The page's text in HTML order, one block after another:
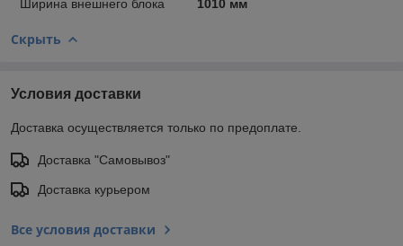
Ширина внешнего блока 1010 мм
Скрыть
Условия доставки
Доставка осуществляется только по предоплате.
Доставка "Самовывоз"
Доставка курьером
Все условия доставки